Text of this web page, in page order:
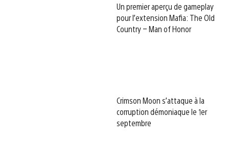
Un premier aperçu de gameplay
pour l’extension Mafia: The Old
Country – Man of Honor
Crimson Moon s’attaque à la
corruption démoniaque le 1er
septembre